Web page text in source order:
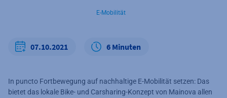
E-Mobilität
07.10.2021 6 Minuten
In puncto Fortbewegung auf nachhaltige E-Mobilität setzen: Das
bietet das lokale Bike- und Carsharing-Konzept von Mainova allen